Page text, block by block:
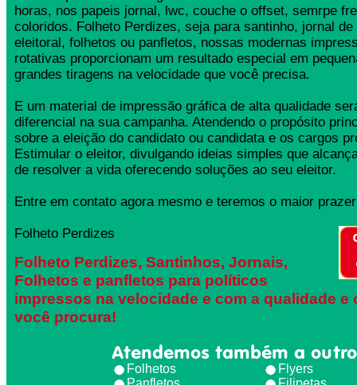
horas, nos papeis jornal, lwc, couche o offset, semrpe
coloridos. Folheto Perdizes, seja para santinho, jornal de
eleitoral, folhetos ou panfletos, nossas modernas
rotativas proporcionam um resultado especial em
grandes tiragens na velocidade que você precisa.
E um material de impressão gráfica de alta qualidade
diferencial na sua campanha. Atendendo o propósito
sobre a eleição do candidato ou candidata e os cargos
Estimular o eleitor, divulgando ideias simples que
de resolver a vida oferecendo soluções ao seu eleitor.
Entre em contato agora mesmo e teremos o maior
Folheto Perdizes
Folheto Perdizes, Santinhos, Jornais,
Folhetos e panfletos para políticos
impressos na velocidade e com a qualidade e
você procura!
Atendemos também a
Folhetos
Flyers